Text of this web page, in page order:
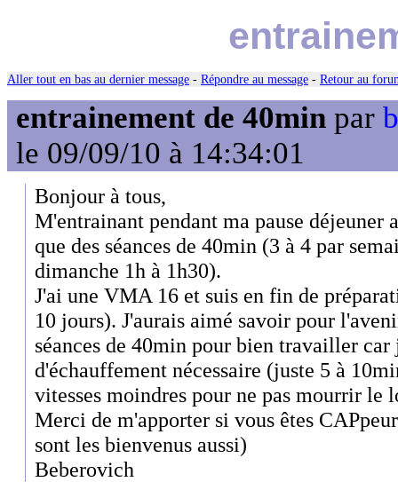
Aller tout en bas au dernier message - Répondre au message - Retour au
entrainement de 40min par
le 09/09/10 à 14:34:01
Bonjour à tous,
M'entrainant pendant ma pause déjeuner
que des séances de 40min (3 à 4 par
dimanche 1h à 1h30).
J'ai une VMA 16 et suis en fin de
10 jours). J'aurais aimé savoir pour
séances de 40min pour bien travailler car
d'échauffement nécessaire (juste 5 à
vitesses moindres pour ne pas mourrir le
Merci de m'apporter si vous êtes
sont les bienvenus aussi)
Beberovich